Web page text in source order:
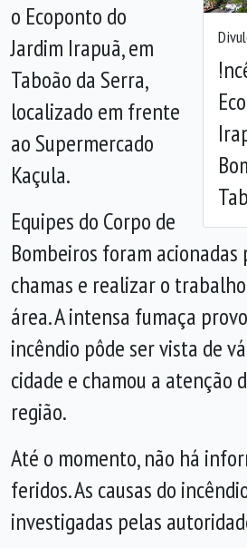
o Ecoponto do
Jardim Irapuã, em
Taboão da Serra,
localizado em frente
ao Supermercado
Kaçula.
Equipes do Corpo de
Bombeiros foram acionadas
chamas e realizar o
área. A intensa fumaça
incêndio pôde ser vista de
cidade e chamou a atenção
região.
Até o momento, não há
feridos. As causas do
investigadas pelas